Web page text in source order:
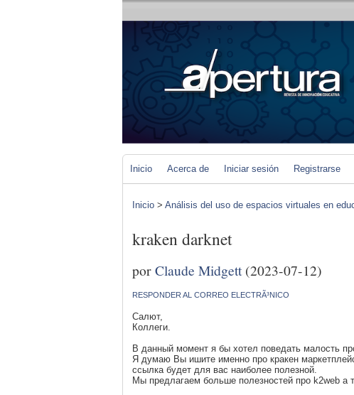
Inicio Acerca de Iniciar sesión Registrarse
Inicio > Análisis del uso de espacios virtuales en
kraken darknet
porClaude Midgett(2023-07-12)
RESPONDER AL CORREO ELECTRÃ³NICO
Салют,
Коллеги.
В данный момент я бы хотел поведать малость
Я думаю Вы ишите именно про кракен
ссылка будет для вас наиболее полезной.
Мы предлагаем больше полезностей про k2web а